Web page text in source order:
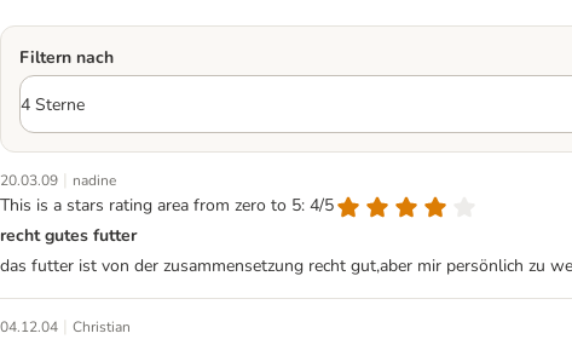
Filtern nach
20.03.09 | nadine
This is a stars rating area from zero to 5: 4/5
recht gutes futter
das futter ist von der zusammensetzung recht gut,aber mir persönlich zu
04.12.04 | Christian